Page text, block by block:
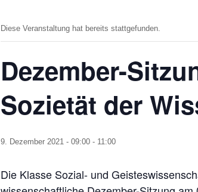
Diese Veranstaltung hat bereits stattgefunden.
Dezember-
Sozietät der
9. Dezember 2021 - 09:00 - 11:00
Die Klasse Sozial- und